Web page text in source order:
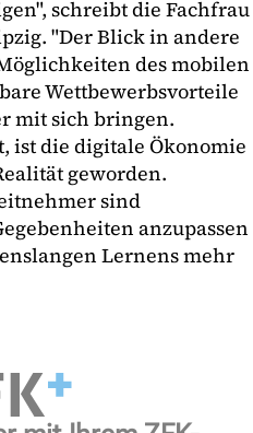
schreibt die Fachfrau
"Der Blick in andere
des mobilen
Wettbewerbsvorteile
mit sich bringen.
ist die digitale Ökonomie
geworden.
sind
anzupassen
Lernens mehr